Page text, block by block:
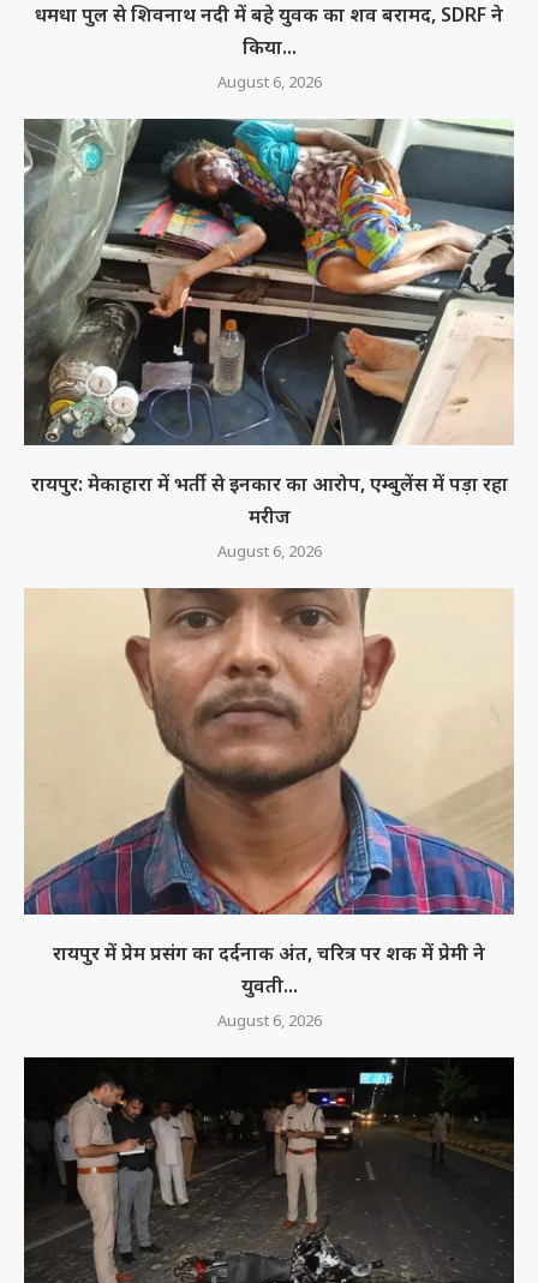
धमधा पुल से शिवनाथ नदी में बहे युवक का शव बरामद, SDRF ने
किया...
August 6, 2026
रायपुर: मेकाहारा में भर्ती से इनकार का आरोप, एम्बुलेंस में पड़ा रहा
मरीज
August 6, 2026
रायपुर में प्रेम प्रसंग का दर्दनाक अंत, चरित्र पर शक में प्रेमी ने
युवती...
August 6, 2026